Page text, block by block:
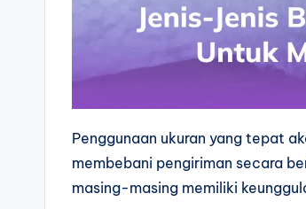
Penggunaan ukuran yang tepat
membebani pengiriman secara
masing-masing memiliki